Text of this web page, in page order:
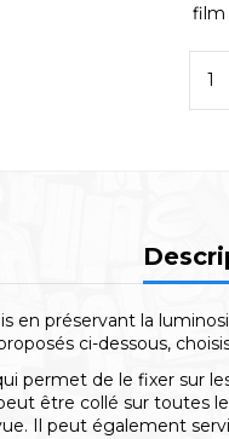
film
en préservant la
ci-dessous,
permet de le fixer sur
être collé sur toutes
Il peut également